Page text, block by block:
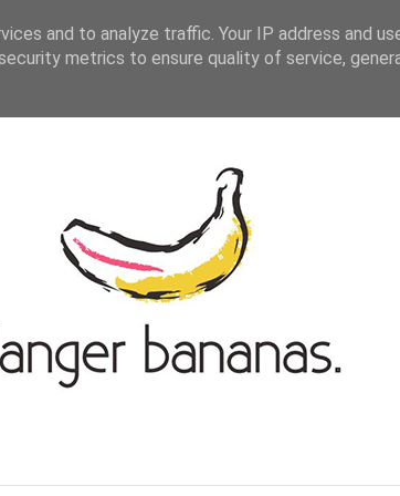
KONTAKT
and to analyze traffic. Your IP address and
metrics to ensure quality of service,